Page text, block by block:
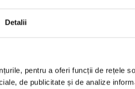
Detalii
pentru a oferi funcții de rețele
de publicitate și de analize